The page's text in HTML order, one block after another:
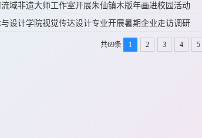
域非遗大师工作室开展朱仙镇木版年画进校园活动
设计学院视觉传达设计专业开展暑期企业走访调研
共69条 1 2 3 4 5